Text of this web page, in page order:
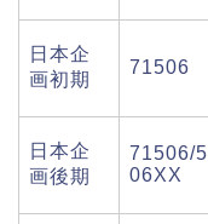
日本企
画初期
71506
日本企
画後期
71506/5
06XX